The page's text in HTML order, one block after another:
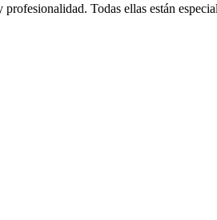
Todas ellas están